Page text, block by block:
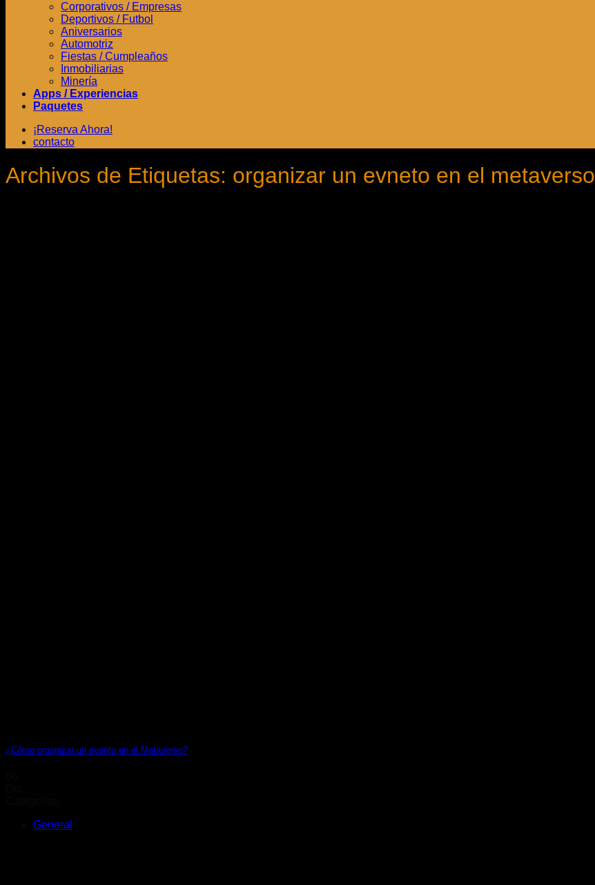
Corporativos / Empresas
Deportivos / Futbol
Aniversarios
Automotriz
Fiestas / Cumpleaños
Inmobiliarias
Minería
Apps / Experiencias
Paquetes
¡Reserva Ahora!
contacto
Archivos de Etiquetas: organizar un evneto en el metaverso
¿Cómo organizar un evento en el Metaverso?
General